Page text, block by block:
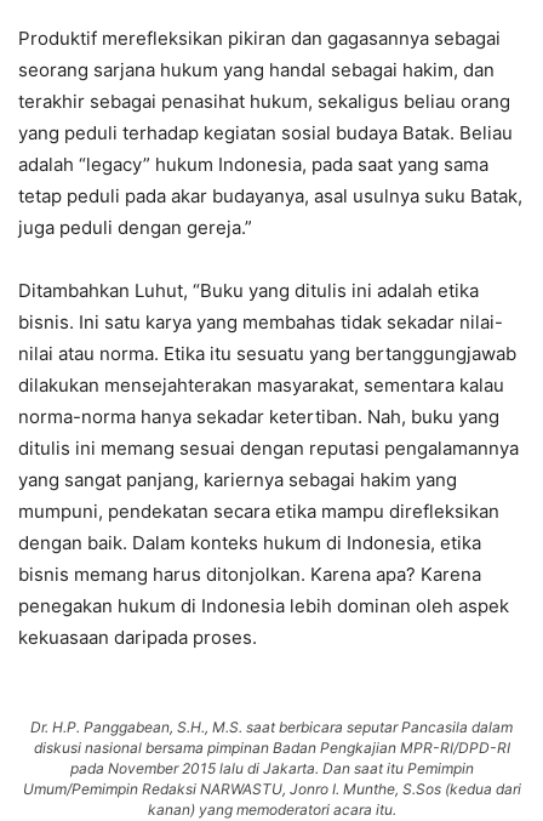
Produktif merefleksikan pikiran dan gagasannya sebagai
seorang sarjana hukum yang handal sebagai hakim, dan
terakhir sebagai penasihat hukum, sekaligus beliau orang
yang peduli terhadap kegiatan sosial budaya Batak. Beliau
adalah “legacy” hukum Indonesia, pada saat yang sama
tetap peduli pada akar budayanya, asal usulnya suku Batak,
juga peduli dengan gereja.”
Ditambahkan Luhut, “Buku yang ditulis ini adalah etika
bisnis. Ini satu karya yang membahas tidak sekadar nilai-
nilai atau norma. Etika itu sesuatu yang bertanggungjawab
dilakukan mensejahterakan masyarakat, sementara kalau
norma-norma hanya sekadar ketertiban. Nah, buku yang
ditulis ini memang sesuai dengan reputasi pengalamannya
yang sangat panjang, kariernya sebagai hakim yang
mumpuni, pendekatan secara etika mampu direfleksikan
dengan baik. Dalam konteks hukum di Indonesia, etika
bisnis memang harus ditonjolkan. Karena apa? Karena
penegakan hukum di Indonesia lebih dominan oleh aspek
kekuasaan daripada proses.
Dr. H.P. Panggabean, S.H., M.S. saat berbicara seputar Pancasila dalam
diskusi nasional bersama pimpinan Badan Pengkajian MPR-RI/DPD-RI
pada November 2015 lalu di Jakarta. Dan saat itu Pemimpin
Umum/Pemimpin Redaksi NARWASTU, Jonro I. Munthe, S.Sos (kedua dari
kanan) yang memoderatori acara itu.